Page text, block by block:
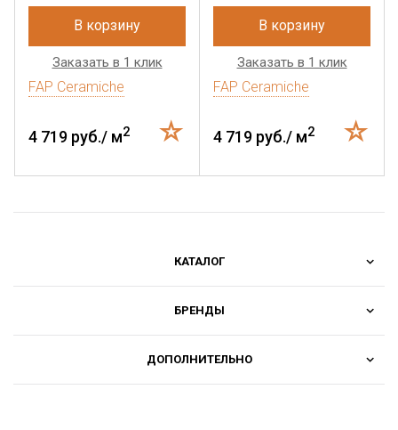
В корзину
Заказать в 1 клик
FAP Ceramiche
4 719 руб./ м2
В корзину
Заказать в 1 клик
FAP Ceramiche
4 719 руб./ м2
КАТАЛОГ
БРЕНДЫ
ДОПОЛНИТЕЛЬНО